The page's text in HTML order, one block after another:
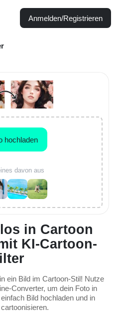
Anmelden/Registrieren
in Cartoon
KI-Cartoon-
ein Bild im Cartoon-Stil! Nutze
Converter, um dein Foto in
Bild hochladen und in
hochladen
davon aus